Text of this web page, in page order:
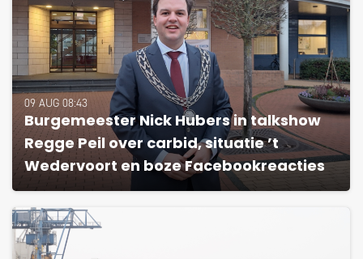
09 AUG 08:43
Burgemeester Nick Hubers in talkshow
Regge Peil over carbid, situatie ’t
Wedervoort en boze Facebookreacties